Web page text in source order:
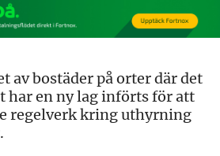
av bostäder på orter där det
har en ny lag införts för att
regelverk kring uthyrning